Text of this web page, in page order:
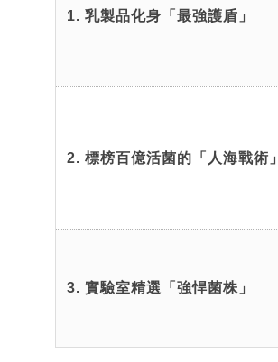
1. 乳製品化身「最強護盾」
2. 標榜百億活菌的「人海戰術」
3. 實驗室精選「強悍菌株」